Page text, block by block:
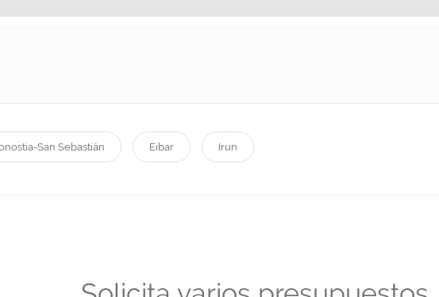
San Sebastián Eibar Irun